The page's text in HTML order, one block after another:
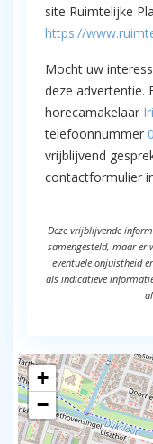
site Ruimtelijke
https://
Mocht uw
deze advertentie.
horecamakelaar
telefoonnummer
vrijblijvend
contactformulier
Deze vrijblijvende
samengesteld, maar er
eventuele onjuistheid
als indicatieve
+
−